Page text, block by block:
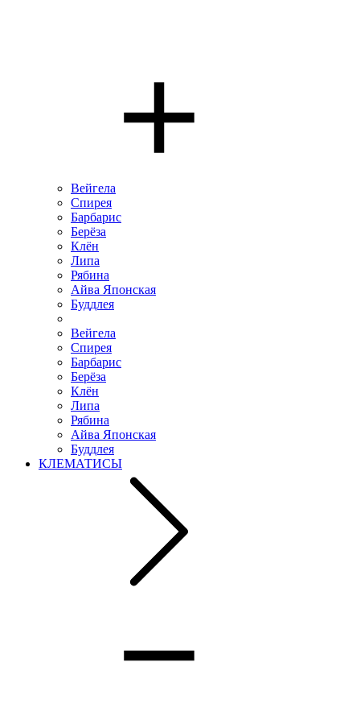
Вейгела
Спирея
Барбарис
Берёза
Клён
Липа
Рябина
Айва Японская
Буддлея
Вейгела
Спирея
Барбарис
Берёза
Клён
Липа
Рябина
Айва Японская
Буддлея
КЛЕМАТИСЫ